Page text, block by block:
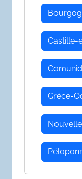
Castille-
Grèce-